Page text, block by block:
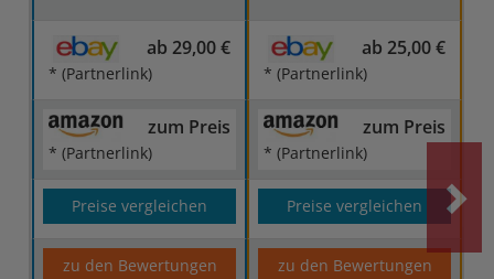
ab 29,00 €
* (Partnerlink)
ab 25,00 €
* (Partnerlink)
zum Preis
* (Partnerlink)
zum Preis
* (Partnerlink)
Preise vergleichen Preise vergleichen
zu den Bewertungen zu den Bewertungen